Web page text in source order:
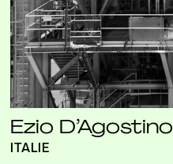
Ezio D’Agostino
ITALIE